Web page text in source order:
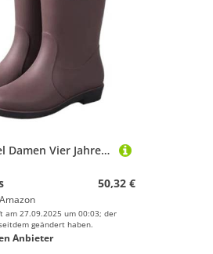
Regenstiefel Damen Vier Jahreszeiten Outdoor Mittelrohr wasserdichte rutschfeste Gummischuhe Mit Baumwollbezug Für Industrie Handwerk(Brown Cotton,40)
50,32 €
Amazon
am 27.09.2025 um 00:03; der
geändert haben.
Anbieter